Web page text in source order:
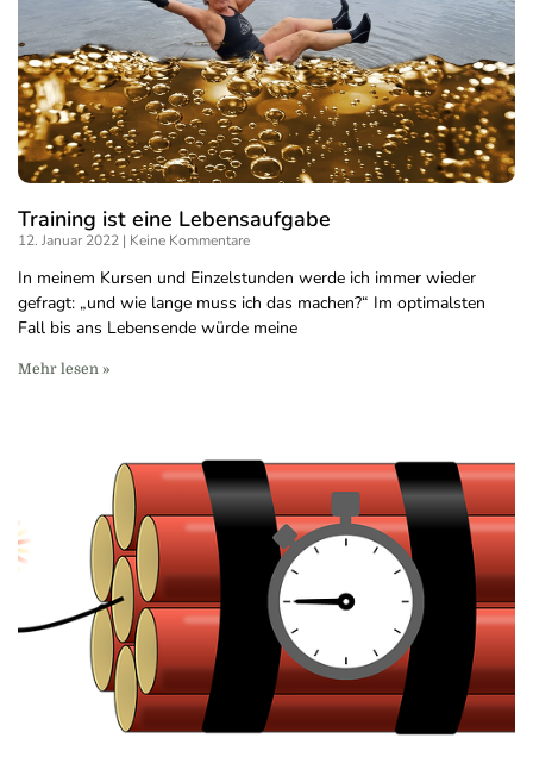
Training ist eine Lebensaufgabe
12. Januar 2022 Keine Kommentare
In meinem Kursen und Einzelstunden werde ich immer wieder
gefragt: „und wie lange muss ich das machen?“ Im optimalsten
Fall bis ans Lebensende würde meine
Mehr lesen »